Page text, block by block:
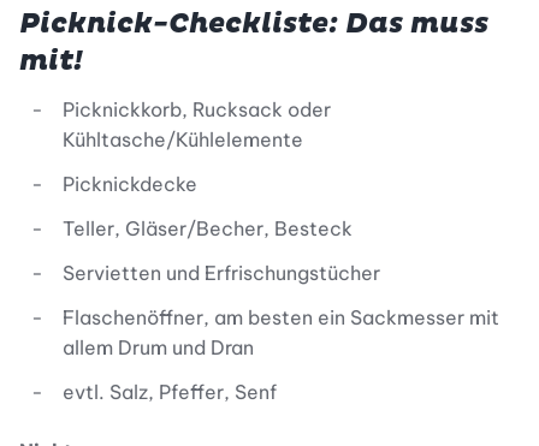
Picknick-Checkliste: Das muss
mit!
Picknickkorb, Rucksack oder
Kühltasche/Kühlelemente
Picknickdecke
Teller, Gläser/Becher, Besteck
Servietten und Erfrischungstücher
Flaschenöffner, am besten ein Sackmesser mit
allem Drum und Dran
evtl. Salz, Pfeffer, Senf